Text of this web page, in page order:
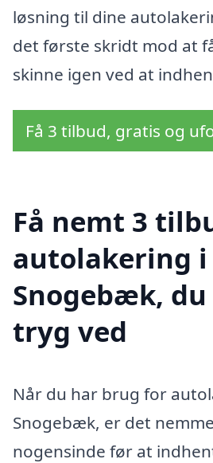
løsning til dine
det første skridt mod at
skinne igen ved at
Få 3 tilbud, gratis og
Få nemt 3
autolakering i
Snogebæk,
tryg ved
Når du har brug for
Snogebæk, er det
nogensinde før at